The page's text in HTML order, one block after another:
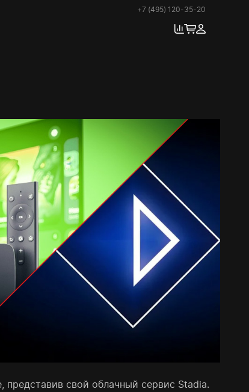
+7 (495) 120-35-20
свой облачный сервис Stadia.